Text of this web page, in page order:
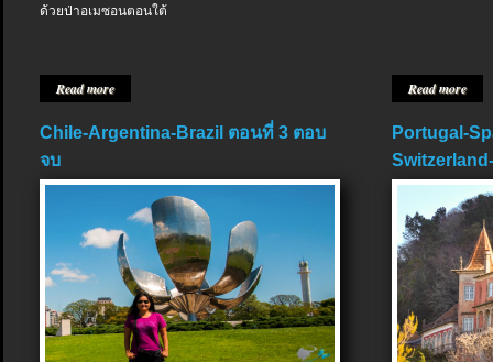
ด้วยป่าอเมซอนตอนใต้
Read more Read more
Chile-Argentina-Brazil ตอนที่ 3 ตอบ
จบ
Portugal-